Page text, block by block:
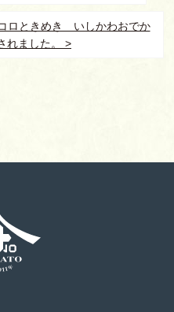
ロときめき いしかわおでか
れました。 >